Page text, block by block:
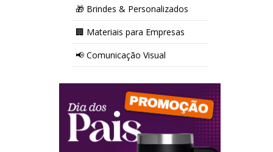
🎁 Brindes & Personalizados
🏢 Materiais para Empresas
📢 Comunicação Visual